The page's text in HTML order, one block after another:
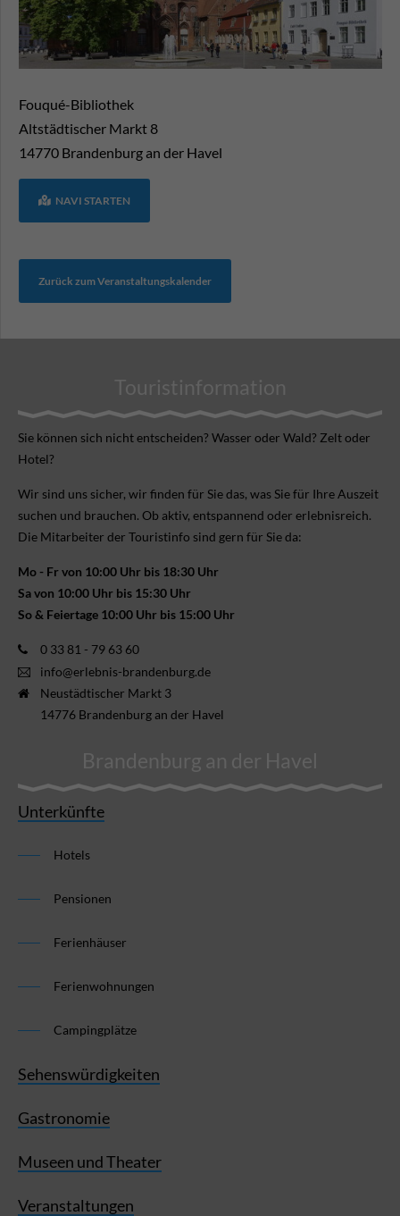
Fouqué-Bibliothek
Altstädtischer Markt 8
14770 Brandenburg an der Havel
NAVI STARTEN
Zurück zum Veranstaltungskalender
Touristinformation
Sie können sich nicht ent­scheiden? Wasser oder Wald? Zelt oder
Hotel?
Wir sind uns sicher, wir finden für Sie das, was Sie für Ihre Aus­zeit
suchen und brauchen. Ob aktiv, ent­spannend oder erlebnis­reich.
Die Mitarbeiter der Touristinfo sind gern für Sie da:
Mo - Fr von 10:00 Uhr bis 18:30 Uhr
Sa von 10:00 Uhr bis 15:30 Uhr
So & Feiertage 10:00 Uhr bis 15:00 Uhr
0 33 81 - 79 63 60
info@erlebnis-brandenburg.de
Neustädtischer Markt 3
14776 Brandenburg an der Havel
Brandenburg an der Havel
Unterkünfte
Hotels
Pensionen
Ferienhäuser
Ferienwohnungen
Campingplätze
Sehenswürdigkeiten
Gastronomie
Museen und Theater
Veranstaltungen